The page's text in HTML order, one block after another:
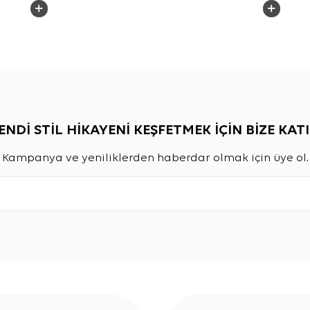
STİL HİKAYENİ KEŞFETMEK İÇİN BİZE
Kampanya ve yeniliklerden haberdar olmak için üye ol.